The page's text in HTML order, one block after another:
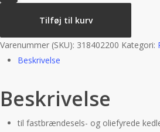
Sorte
røgrør
Tilføj til kurv
Varenummer (SKU): 318402200 Kategori:
Beskrivelse
Beskrivelse
til fastbrændesels- og oliefyrede